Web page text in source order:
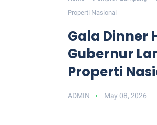
Properti Nasional
Gala Dinner
Gubernur
Properti
ADMIN May 08, 2026